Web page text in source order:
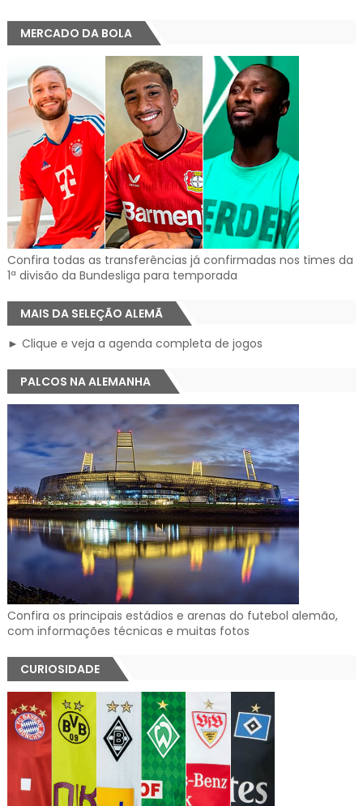
MERCADO DA BOLA
Confira todas as transferências já confirmadas nos times da
1ª divisão da Bundesliga para temporada
MAIS DA SELEÇÃO ALEMÃ
► Clique e veja a agenda completa de jogos
PALCOS NA ALEMANHA
Confira os principais estádios e arenas do futebol alemão,
com informações técnicas e muitas fotos
CURIOSIDADE